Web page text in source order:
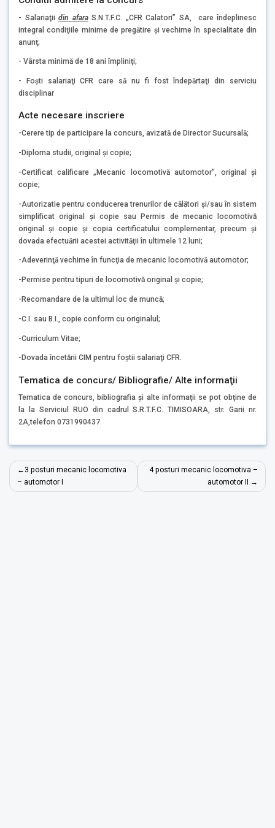
- Salariaţii din afara S.N.T.F.C. „CFR Calatori” SA, care îndeplinesc
integral condiţiile minime de pregătire şi vechime în specialitate din
anunţ;
- Vârsta minimă de 18 ani împliniţi;
- Foşti salariaţi CFR care să nu fi fost îndepărtaţi din serviciu
disciplinar
Acte necesare inscriere
-Cerere tip de participare la concurs, avizată de Director Sucursală;
-Diploma studii, original şi copie;
-Certificat calificare „Mecanic locomotivă automotor”, original şi
copie;
-Autorizatie pentru conducerea trenurilor de călători şi/sau în sistem
simplificat original şi copie sau Permis de mecanic locomotivă
original şi copie şi copia certificatului complementar, precum şi
dovada efectuării acestei activităţii în ultimele 12 luni;
-Adeverinţă vechime în funcţia de mecanic locomotivă automotor;
-Permise pentru tipuri de locomotivă original şi copie;
-Recomandare de la ultimul loc de muncă;
-C.I. sau B.I., copie conform cu originalul;
-Curriculum Vitae;
-Dovada încetării CIM pentru foştii salariaţi CFR.
Tematica de concurs/ Bibliografie/ Alte informaţii
Tematica de concurs, bibliografia şi alte informaţii se pot obţine de
la la Serviciul RUO din cadrul S.R.T.F.C. TIMISOARA, str. Garii nr.
2A,telefon 0731990437
Navigare
în
3 posturi mecanic locomotiva
– automotor I
4 posturi mecanic locomotiva –
automotor II